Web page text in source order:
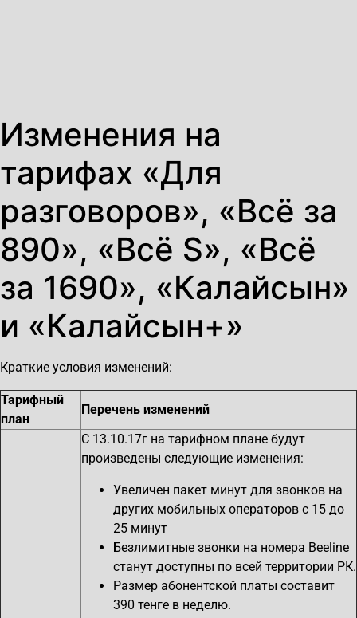
Изменения на
тарифах «Для
разговоров», «Всё за
890», «Всё S», «Всё
за 1690», «Калайсын»
и «Калайсын+»
Краткие условия изменений:
Тарифный
план
Перечень изменений
С 13.10.17г на тарифном плане будут
произведены следующие изменения:
Увеличен пакет минут для звонков на
других мобильных операторов с 15 до
25 минут
Безлимитные звонки на номера Beeline
станут доступны по всей территории РК.
Размер абонентской платы составит
390 тенге в неделю.